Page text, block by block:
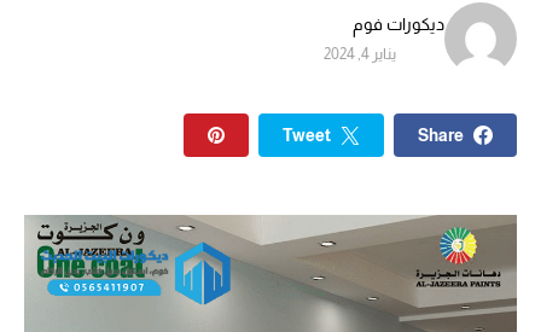
ديكورات فوم
يناير 4, 2024
Share
Tweet